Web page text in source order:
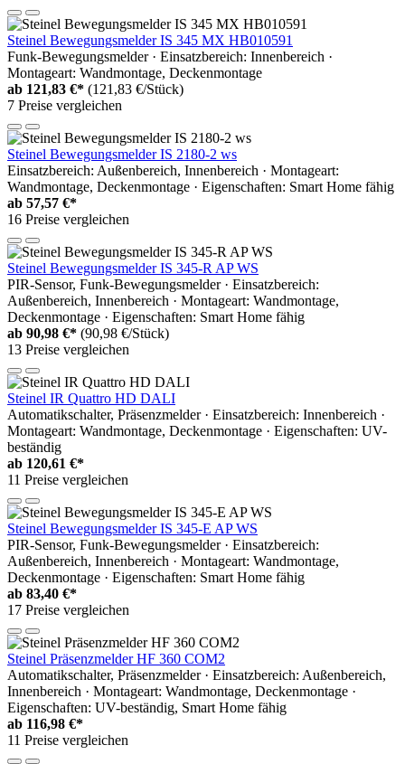
Steinel Bewegungsmelder IS 345 MX HB010591
Funk-Bewegungsmelder · Einsatzbereich: Innenbereich ·
Montageart: Wandmontage, Deckenmontage
ab 121,83 €* (121,83 €/Stück)
7 Preise vergleichen
Steinel Bewegungsmelder IS 2180-2 ws
Einsatzbereich: Außenbereich, Innenbereich · Montageart:
Wandmontage, Deckenmontage · Eigenschaften: Smart Home fähig
ab 57,57 €*
16 Preise vergleichen
Steinel Bewegungsmelder IS 345-R AP WS
PIR-Sensor, Funk-Bewegungsmelder · Einsatzbereich:
Außenbereich, Innenbereich · Montageart: Wandmontage,
Deckenmontage · Eigenschaften: Smart Home fähig
ab 90,98 €* (90,98 €/Stück)
13 Preise vergleichen
Steinel IR Quattro HD DALI
Automatikschalter, Präsenzmelder · Einsatzbereich: Innenbereich ·
Montageart: Wandmontage, Deckenmontage · Eigenschaften: UV-
beständig
ab 120,61 €*
11 Preise vergleichen
Steinel Bewegungsmelder IS 345-E AP WS
PIR-Sensor, Funk-Bewegungsmelder · Einsatzbereich:
Außenbereich, Innenbereich · Montageart: Wandmontage,
Deckenmontage · Eigenschaften: Smart Home fähig
ab 83,40 €*
17 Preise vergleichen
Steinel Präsenzmelder HF 360 COM2
Automatikschalter, Präsenzmelder · Einsatzbereich: Außenbereich,
Innenbereich · Montageart: Wandmontage, Deckenmontage ·
Eigenschaften: UV-beständig, Smart Home fähig
ab 116,98 €*
11 Preise vergleichen